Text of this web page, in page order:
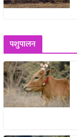
पशुपालन